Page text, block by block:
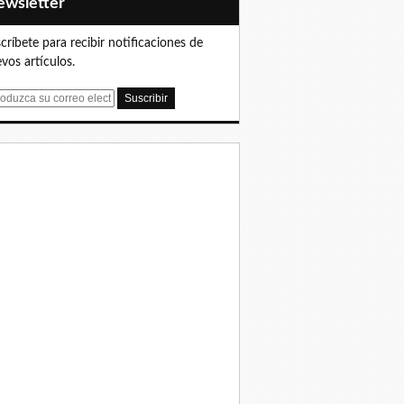
para recibir notificaciones de
artículos.